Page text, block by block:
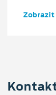
Zobrazit